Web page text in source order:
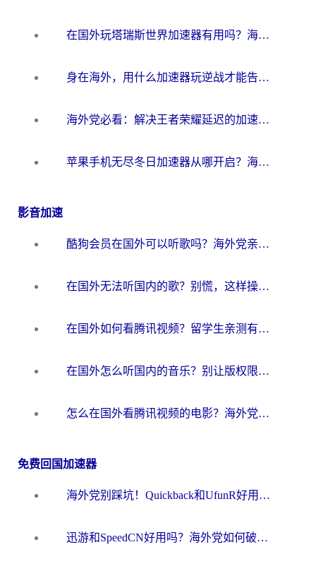
在国外玩塔瑞斯世界加速器有用吗？海外玩家亲测后的真实答案
身在海外，用什么加速器玩逆战才能告别延迟？
海外党必看：解决王者荣耀延迟的加速器终极指南——从EVE到猫和老鼠，一个工具全搞定
苹果手机无尽冬日加速器从哪开启？海外玩家的冬日生存指南
影音加速
酷狗会员在国外可以听歌吗？海外党亲测有效：3步解决音乐权限难题
在国外无法听国内的歌？别慌，这样操作就能畅听QQ音乐（附亲测加速器推荐）
在国外如何看腾讯视频？留学生亲测有效的回国加速方案
在国外怎么听国内的音乐？别让版权限制断了你的华语歌单
怎么在国外看腾讯视频的电影？海外党亲测有效的回国加速指南
免费回国加速器
海外党别踩坑！Quickback和UfunR好用吗？选对回国加速器才能无缝刷国内资源
迅游和SpeedCN好用吗？海外党如何破解那道看不见的墙